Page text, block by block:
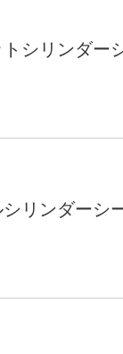
シリンダー
リンダーシ